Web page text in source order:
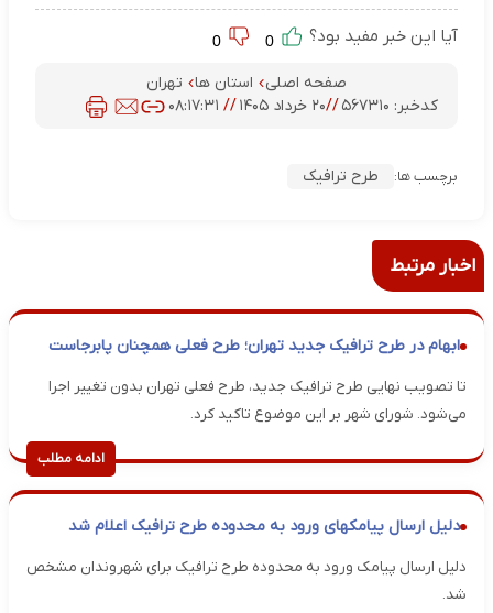
آیا این خبر مفید بود؟
صفحه اصلی استان ها
تهران
کدخبر: ۵۶۷۳۱۰ //۲۰ خرداد ۱۴۰۵ // ۰۸:۱۷:۳۱
برچسب ها: طرح ترافیک
اخبار مرتبط
ابهام در طرح ترافیک جدید تهران؛ طرح فعلی همچنان پابرجاست
تا تصویب نهایی طرح ترافیک جدید، طرح فعلی تهران بدون تغییر اجرا
می‌شود. شورای شهر بر این موضوع تاکید کرد.
ادامه مطلب
دلیل ارسال پیامکهای ورود به محدوده طرح ترافیک اعلام شد
دلیل ارسال پیامک ورود به محدوده طرح ترافیک برای شهروندان مشخص
شد.